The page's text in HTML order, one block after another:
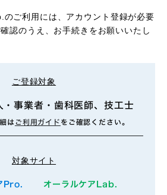
ご利用には、アカウント登録が必要
認のうえ、お手続きをお願いいたし
ご登録対象
・事業者・歯科医師、技工士
は ご利用ガイド をご確認ください。
対象サイト
Pro. オーラルケアLab.